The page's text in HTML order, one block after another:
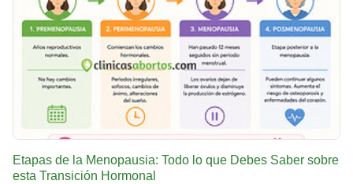
Etapas de la Menopausia: Todo lo que Debes Saber sobre
esta Transición Hormonal